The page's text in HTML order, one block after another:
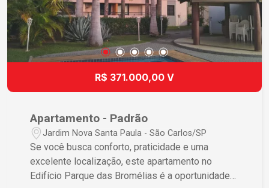
R$ 371.000,00 V
Apartamento - Padrão
Jardim Nova Santa Paula - São Carlos/SP
Se você busca conforto, praticidade e uma
excelente localização, este apartamento no
Edifício Parque das Bromélias é a oportunidade